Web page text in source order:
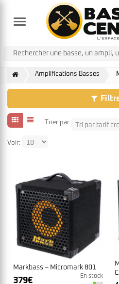
Menu
Amplifications Basses
Trier par
Voir:
Markbass – Micromark 801
379€ En stock